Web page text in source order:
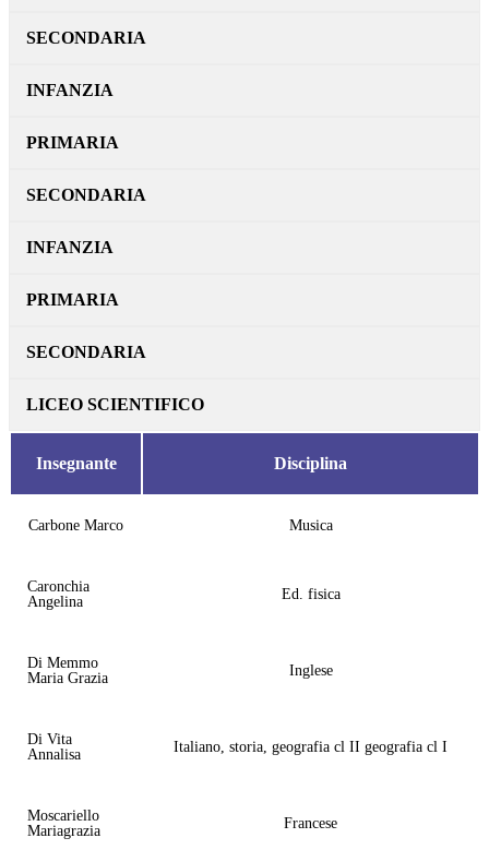
SECONDARIA
INFANZIA
PRIMARIA
SECONDARIA
INFANZIA
PRIMARIA
SECONDARIA
LICEO SCIENTIFICO
Insegnante Disciplina
Carbone Marco Musica
Caronchia
Angelina
Ed. fisica
Di Memmo
Maria Grazia
Inglese
Di Vita
Annalisa
Italiano, storia, geografia cl II geografia cl I
Moscariello
Mariagrazia
Francese